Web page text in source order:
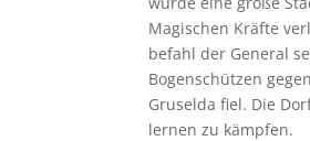
Magischen Kräfte
befahl der General
Bogenschützen
Gruselda fiel. Die
lernen zu kämpfen.